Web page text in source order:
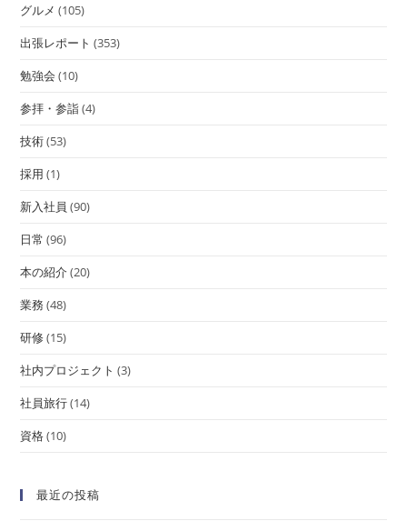
グルメ (105)
出張レポート (353)
勉強会 (10)
参拝・参詣(4)
技術(53)
採用 (1)
新入社員 (90)
日常 (96)
本の紹介(20)
業務(48)
研修(15)
社内プロジェクト (3)
社員旅行(14)
資格(10)
最近の投稿